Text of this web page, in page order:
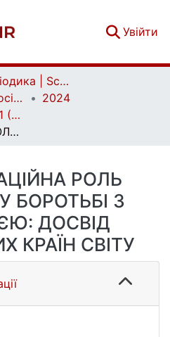
Увійти
Наукова періодика | Scientific periodicals
Соціальне Право | Social Law
2024
Соціальне Право № 1 (2024)
КООРДИНАЦІЙНА РОЛЬ ДЕРЖАВИ У БОРОТЬБІ З КОРУПЦІЄЮ: ДОСВІД РОЗВИНЕНИХ КРАЇН СВІТУ
РОЛЬ
БОРОТЬБІ З
ДОСВІД
КРАЇН СВІТУ